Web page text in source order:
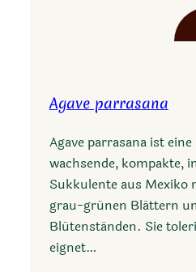
Agave parrasana
Agave parrasana ist
wachsende, kompakte,
Sukkulente aus Mexiko
grau-grünen Blättern
Blütenständen. Sie
eignet…